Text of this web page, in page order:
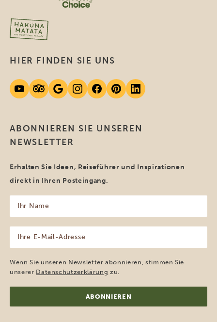
ABONNIEREN SIE UNSEREN
NEWSLETTER
Erhalten Sie Ideen, Reiseführer und Inspirationen
direkt in Ihren Posteingang.
Name
(erforderlich)
Mail-
Adresse
(erforderlich)
Wenn Sie unseren Newsletter abonnieren, stimmen Sie
unserer Datenschutzerklärung zu.
HIER FINDEN SIE UNS